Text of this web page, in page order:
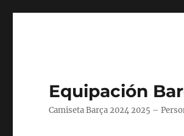
Equipación
Camiseta Barça 2024 2025 –